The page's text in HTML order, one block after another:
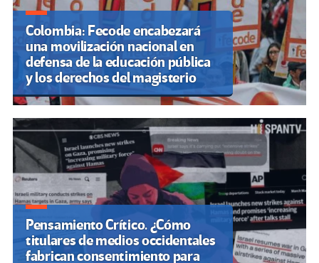
Colombia: Fecode encabezará
una movilización nacional en
defensa de la educación pública
y los derechos del magisterio
Pensamiento Crítico. ¿Cómo
titulares de medios occidentales
fabrican consentimiento para